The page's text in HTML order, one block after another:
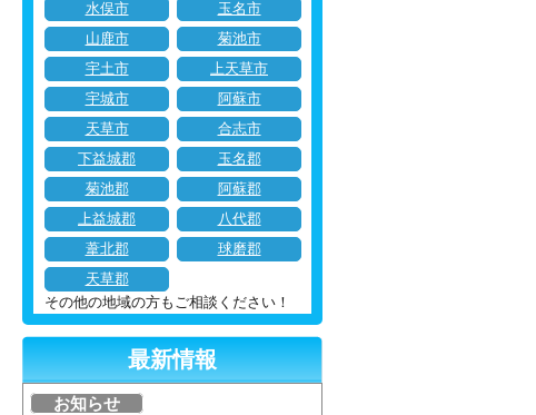
水俣市
玉名市
山鹿市
菊池市
宇土市
上天草市
宇城市
阿蘇市
天草市
合志市
下益城郡
玉名郡
菊池郡
阿蘇郡
上益城郡
八代郡
葦北郡
球磨郡
天草郡
その他の地域の方もご相談ください！
最新情報
お知らせ